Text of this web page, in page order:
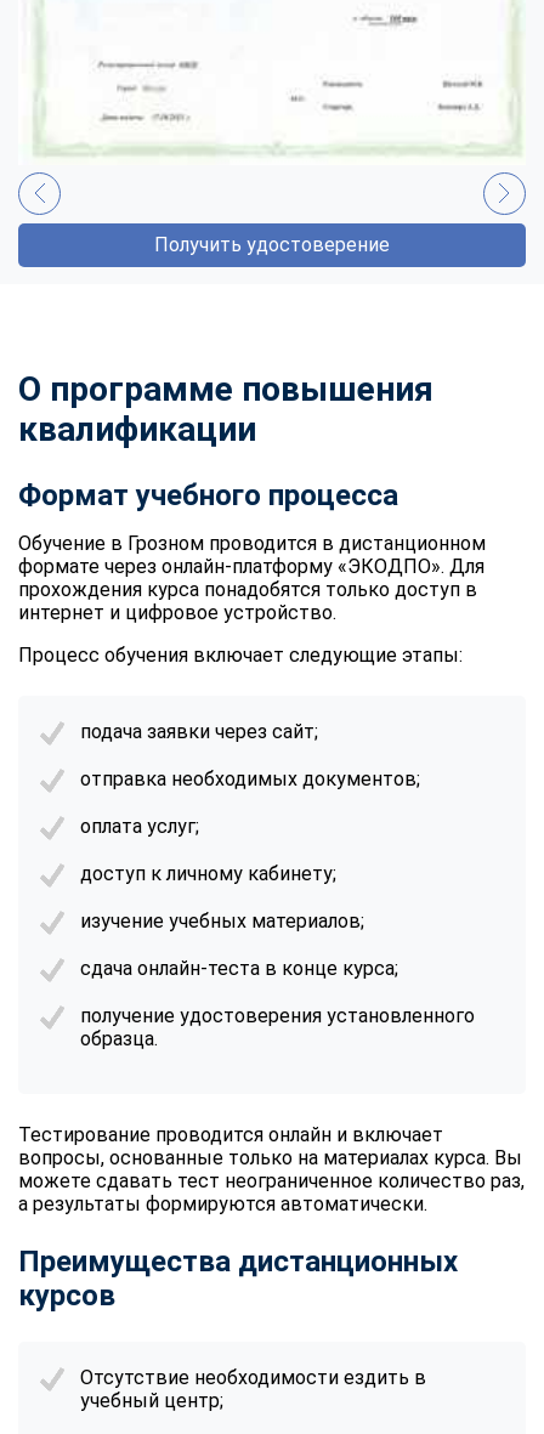
Получить удостоверение
О программе повышения
квалификации
Формат учебного процесса
Обучение в Грозном проводится в дистанционном
формате через онлайн-платформу «ЭКОДПО». Для
прохождения курса понадобятся только доступ в
интернет и цифровое устройство.
Процесс обучения включает следующие этапы:
подача заявки через сайт;
отправка необходимых документов;
оплата услуг;
доступ к личному кабинету;
изучение учебных материалов;
сдача онлайн-теста в конце курса;
получение удостоверения установленного
образца.
Тестирование проводится онлайн и включает
вопросы, основанные только на материалах курса. Вы
можете сдавать тест неограниченное количество раз,
а результаты формируются автоматически.
Преимущества дистанционных
курсов
Отсутствие необходимости ездить в
учебный центр;